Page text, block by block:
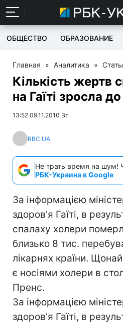
ОБЩЕСТВО ОБРАЗОВАНИЕ
Главная » Аналитика »
Кількість жертв
на Гаїті зросла
13:52 09.11.2010 Вт
RBC.UA
Не трать время на шум!
РБК-Украина в Google
За інформацією
здоров'я Гаїті, в
спалаху холери
близько 8 тис.
лікарнях країни.
є носіями холери в
Пренс.
За інформацією
здоров'я Гаїті, в